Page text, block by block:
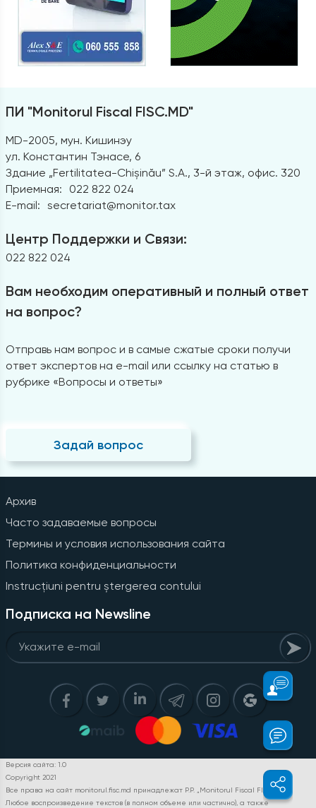
ПИ "Monitorul Fiscal FISC.MD"
MD-2005, мун. Кишинэу
ул. Константин Тэнасе, 6
Здание „Fertilitatea-Chișinău” S.A., 3-й этаж, офис. 320
Приемная:
022 822 024
E-mail: secretariat@monitor.tax
Центр Поддержки и Связи:
022 822 024
Вам необходим оперативный и полный ответ
на вопрос?
Отправь нам вопрос и в самые сжатые сроки получи
ответ экспертов на e-mail или ссылку на статью в
рубрике «Вопросы и ответы»
Задай вопрос
Архив
Часто задаваемые вопросы
Термины и условия использования сайта
Политика конфиденциальности
Instrucțiuni pentru ștergerea contului
Подписка на Newsline
Версия сайта: 1.0
Copyright 2021
Все права на сайт monitorul.fisc.md принадлежат P.P. „Monitorul Fiscal FISC.MD”.
Любое воспроизведение текстов (в полном объеме или частично), а также